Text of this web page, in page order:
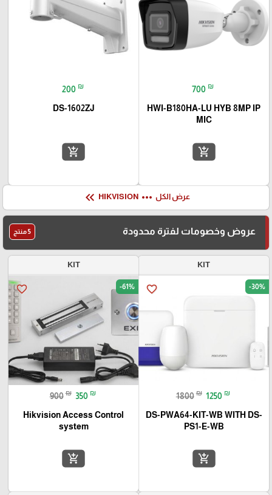
700 ₪
HWI-B180HA-LU HYB 8MP IP
MIC
add_shopping_cart
200 ₪
DS-1602ZJ
add_shopping_cart
عرض الكل more_horiz
HIKVISION
keyboard_double_arrow_left
عروض وخصومات لفترة محدودة 5 منتج
KIT
favorite_border -30%
1800 ₪ 1250 ₪
DS-PWA64-KIT-WB WITH DS-
PS1-E-WB
add_shopping_cart
KIT
favorite_border -61%
900 ₪ 350 ₪
Hikvision Access Control
system
add_shopping_cart